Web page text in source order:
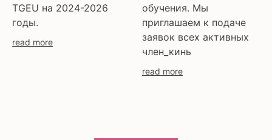
TGEU на 2024-2026
годы.
read more
обучения. Мы
приглашаем к подаче
заявок всех активных
член_кинь
read more